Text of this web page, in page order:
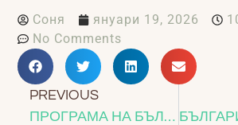
Соня януари 19, 2026
No Comments
PREVIOUS
ПРОГРАМА НА БЪЛГАРСКА ГРУМИНГ АСОЦИАЦИЯ ЗА 2026